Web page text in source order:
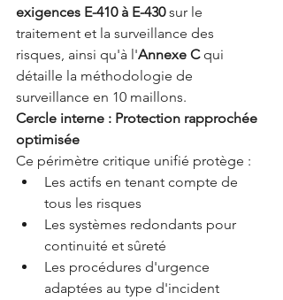
exigences E-410 à E-430 sur le
traitement et la surveillance des
risques, ainsi qu'à l'Annexe C qui
détaille la méthodologie de
surveillance en 10 maillons.
Cercle interne : Protection rapprochée
optimisée
Ce périmètre critique unifié protège :
Les actifs en tenant compte de
tous les risques
Les systèmes redondants pour
continuité et sûreté
Les procédures d'urgence
adaptées au type d'incident